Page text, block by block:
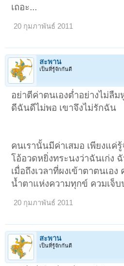
เถอะ...
20 กุมภาพันธ์ 2011
สะพาน
เป็นที่รู้จักกันดี
อย่าตีค่าตนเองต่ำอย่างไม่ลื
ดีฉันดีไม่พอ เขาจึงไม่รักฉัน
คนเรานั้นมีค่าเสมอ เพียงแค่
โอ้อวดหยิ่งทระนงว่าฉันเก่ง
เมื่อถึงเวลาที่ผงเข้าตาตนเอง
น้ำตาแห่งความทุกข์ ควมเจ็บ
20 กุมภาพันธ์ 2011
สะพาน
เป็นที่รู้จักกันดี